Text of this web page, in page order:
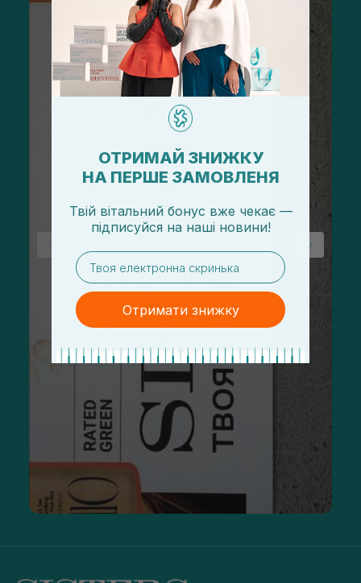
ОТРИМАЙ ЗНИЖКУ
НА ПЕРШЕ ЗАМОВЛЕНЯ
Твій вітальний бонус вже чекає —
підписуйся на наші новини!
email
Отримати знижку